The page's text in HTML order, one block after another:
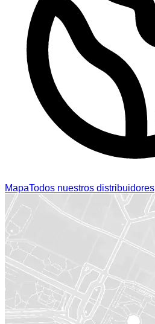
MapaTodos nuestros distribuidores